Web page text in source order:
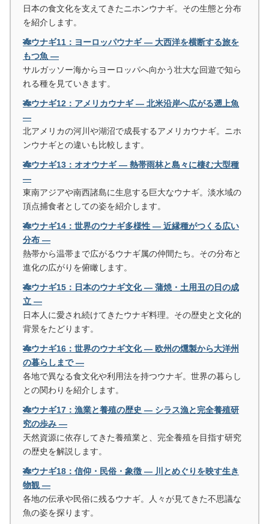
日本の食文化を支えてきたニホンウナギ。その生態と分布
を紹介します。
🎋ウナギ11：ヨーロッパウナギ ― 大西洋を横断する旅を
もつ魚 ―
サルガッソー海からヨーロッパへ向かう壮大な回遊で知ら
れる種を見ていきます。
🎋ウナギ12：アメリカウナギ ― 北米沿岸へ広がる遡上魚
―
北アメリカの河川や湖沼で成長するアメリカウナギ。ニホ
ンウナギとの違いも比較します。
🎋ウナギ13：オオウナギ ― 熱帯雨林と島々に棲む大型種
―
東南アジアや南西諸島に生息する巨大なウナギ。淡水域の
頂点捕食者としての姿を紹介します。
🎋ウナギ14：世界のウナギ多様性 ― 近縁種がつくる広い
分布 ―
熱帯から温帯まで広がるウナギ属の仲間たち。その分布と
進化の広がりを俯瞰します。
🎋ウナギ15：日本のウナギ文化 ― 蒲焼・土用丑の日の成
立 ―
日本人に愛され続けてきたウナギ料理。その歴史と文化的
背景をたどります。
🎋ウナギ16：世界のウナギ文化 ― 欧州の燻製から大洋州
の暮らしまで ―
各地で異なる食文化や利用法を持つウナギ。世界の暮らし
との関わりを紹介します。
🎋ウナギ17：漁業と養殖の歴史 ― シラス漁と完全養殖研
究の歩み ―
天然資源に依存してきた養殖業と、完全養殖を目指す研究
の歴史を解説します。
🎋ウナギ18：信仰・民俗・象徴 ― 川とめぐりを映す生き
物観 ―
各地の伝承や民俗に残るウナギ。人々が見てきた不思議な
魚の姿を探ります。